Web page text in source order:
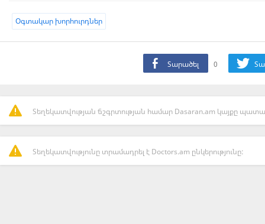
Oգտակար խորհուրդներ
Տարածել 0
Տեղեկատվության ճշգրտության համար Dasaran.am կայքը
Տեղեկատվությունը տրամադրել է Doctors.am ընկերությունը: